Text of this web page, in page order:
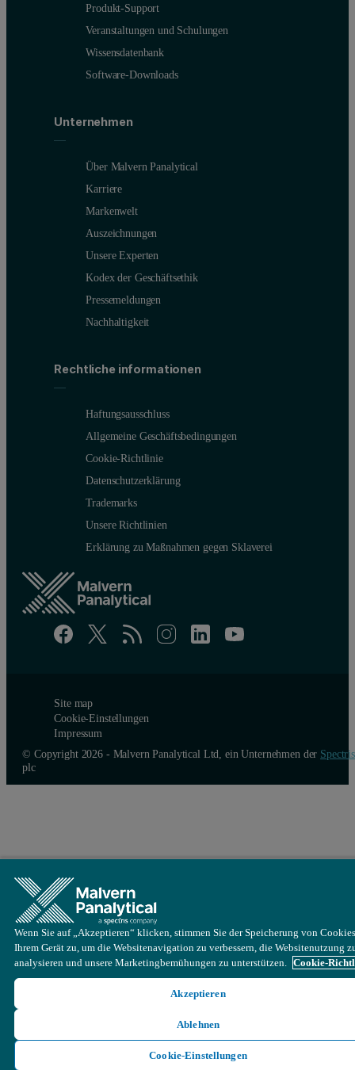
Produkt-Support
Veranstaltungen und Schulungen
Wissensdatenbank
Software-Downloads
Unternehmen
Über Malvern Panalytical
Karriere
Markenwelt
Auszeichnungen
Unsere Experten
Kodex der Geschäftsethik
Pressemeldungen
Nachhaltigkeit
Rechtliche informationen
Haftungsausschluss
Allgemeine Geschäftsbedingungen
Cookie-Richtlinie
Datenschutzerklärung
Trademarks
Unsere Richtlinien
Erklärung zu Maßnahmen gegen Sklaverei
Site map
Cookie-Einstellungen
Impressum
© Copyright 2026 - Malvern Panalytical Ltd, ein Unternehmen der Spectris
plc
Wenn Sie auf „Akzeptieren“ klicken, stimmen Sie der Speicherung von
Ihrem Gerät zu, um die Websitenavigation zu verbessern, die Websitenutzung
analysieren und unsere Marketingbemühungen zu unterstützen. Cookie-
Akzeptieren
Ablehnen
Cookie-Einstellungen